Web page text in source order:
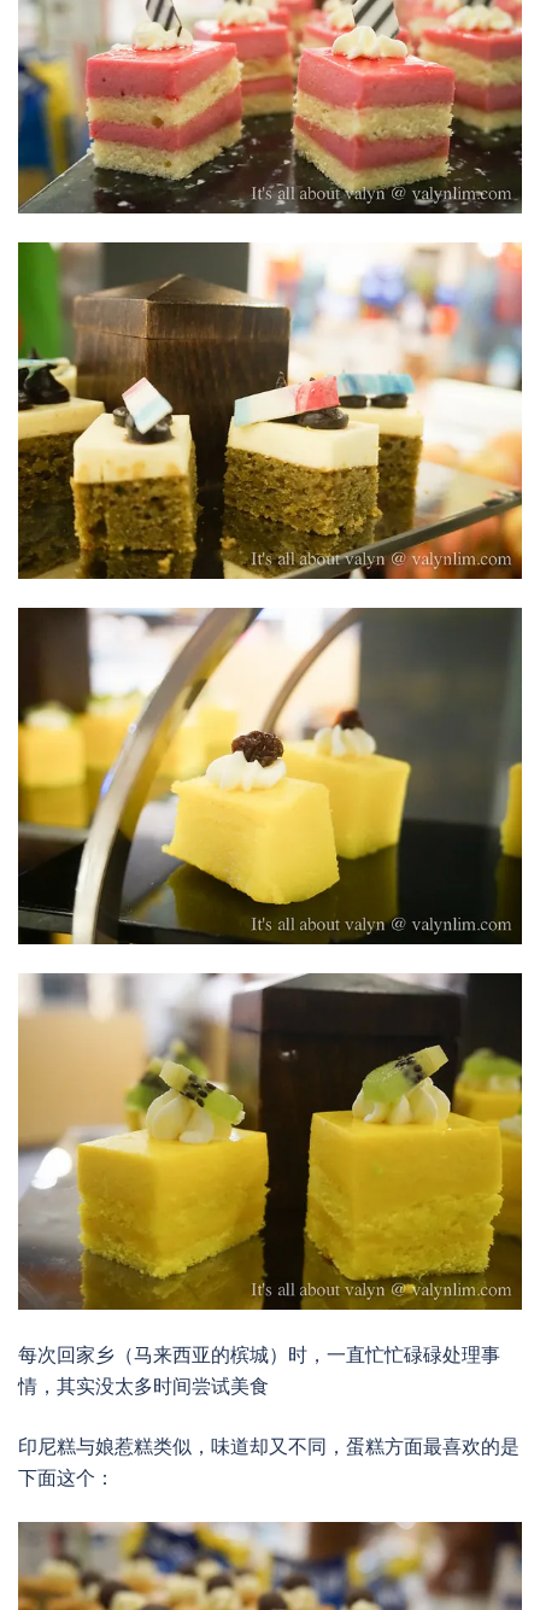
每次回家乡（马来西亚的槟城）时，一直忙忙碌碌处理事
情，其实没太多时间尝试美食
印尼糕与娘惹糕类似，味道却又不同，蛋糕方面最喜欢的是
下面这个：